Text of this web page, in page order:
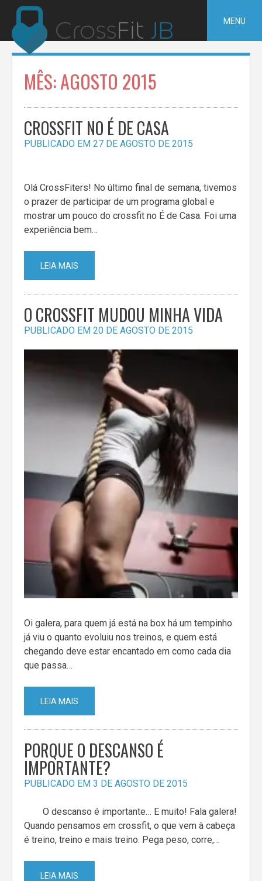
Pular
conteúdo
MENU
MÊS:AGOSTO 2015
CROSSFIT NO É DE CASA
PUBLICADO EM 27 DE AGOSTO DE 2015
Olá CrossFiters! No último final de semana, tivemos
o prazer de participar de um programa global e
mostrar um pouco do crossfit no É de Casa. Foi uma
experiência bem…
LEIA MAIS
O CROSSFIT MUDOU MINHA VIDA
PUBLICADO EM 20 DE AGOSTO DE 2015
Oi galera, para quem já está na box há um tempinho
já viu o quanto evoluiu nos treinos, e quem está
chegando deve estar encantado em como cada dia
que passa…
LEIA MAIS
PORQUE O DESCANSO É
IMPORTANTE?
PUBLICADO EM 3 DE AGOSTO DE 2015
O descanso é importante… E muito! Fala galera!
Quando pensamos em crossfit, o que vem à cabeça
é treino, treino e mais treino. Pega peso, corre,…
LEIA MAIS